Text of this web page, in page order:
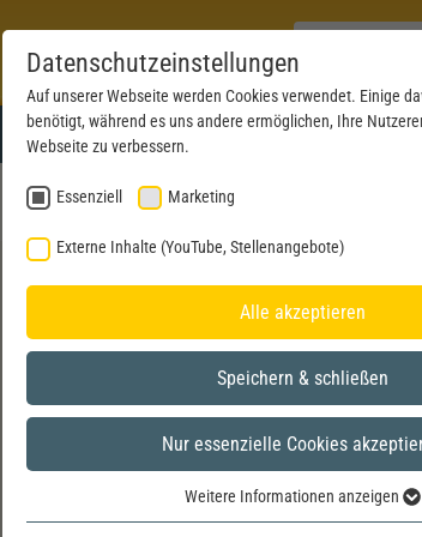
PRODUKTE AKTUELLES
Datenschutzeinstellungen
Auf unserer Webseite werden Cookies verwendet. Einige
benötigt, während es uns andere ermöglichen, Ihre
Webseite zu verbessern.
Essenziell Marketing
Externe Inhalte (YouTube, Stellenangebote)
Alle akzeptieren
Speichern & schließen
Nur essenzielle Cookies
Weitere Informationen anzeigen